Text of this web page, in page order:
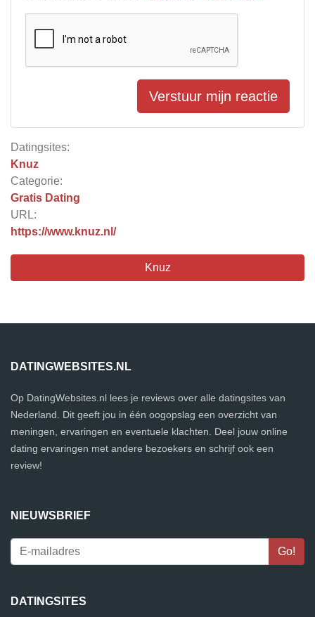
Datingsites:
Knuz
Categorie:
Gratis Dating
URL:
https://www.knuz.nl/
Knuz
Verstuur mijn reactie
DATINGWEBSITES.NL
Op DatingWebsites.nl lees je reviews over alle datingsites van
Nederland. Dit geeft jou in één oogopslag een overzicht van
meningen, ervaringen en eventuele klachten. Deel jouw online
dating ervaringen met andere bezoekers en schrijf ook een
review!
NIEUWSBRIEF
DATINGSITES